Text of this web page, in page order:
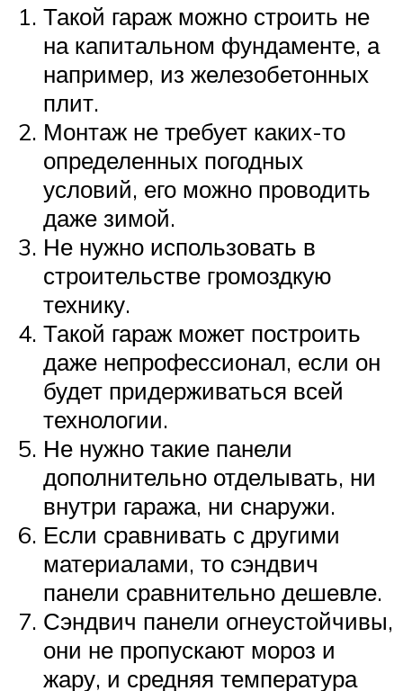
Такой гараж можно строить не
на капитальном фундаменте, а
например, из железобетонных
плит.
Монтаж не требует каких-то
определенных погодных
условий, его можно проводить
даже зимой.
Не нужно использовать в
строительстве громоздкую
технику.
Такой гараж может построить
даже непрофессионал, если он
будет придерживаться всей
технологии.
Не нужно такие панели
дополнительно отделывать, ни
внутри гаража, ни снаружи.
Если сравнивать с другими
материалами, то сэндвич
панели сравнительно дешевле.
Сэндвич панели огнеустойчивы,
они не пропускают мороз и
жару, и средняя температура